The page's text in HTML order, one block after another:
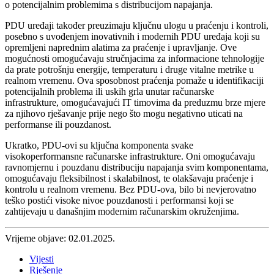
o potencijalnim problemima s distribucijom napajanja.
PDU uređaji također preuzimaju ključnu ulogu u praćenju i kontroli,
posebno s uvođenjem inovativnih i modernih PDU uređaja koji su
opremljeni naprednim alatima za praćenje i upravljanje. Ove
mogućnosti omogućavaju stručnjacima za informacione tehnologije
da prate potrošnju energije, temperaturu i druge vitalne metrike u
realnom vremenu. Ova sposobnost praćenja pomaže u identifikaciji
potencijalnih problema ili uskih grla unutar računarske
infrastrukture, omogućavajući IT timovima da preduzmu brze mjere
za njihovo rješavanje prije nego što mogu negativno uticati na
performanse ili pouzdanost.
Ukratko, PDU-ovi su ključna komponenta svake
visokoperformansne računarske infrastrukture. Oni omogućavaju
ravnomjernu i pouzdanu distribuciju napajanja svim komponentama,
omogućavaju fleksibilnost i skalabilnost, te olakšavaju praćenje i
kontrolu u realnom vremenu. Bez PDU-ova, bilo bi nevjerovatno
teško postići visoke nivoe pouzdanosti i performansi koji se
zahtijevaju u današnjim modernim računarskim okruženjima.
Vrijeme objave: 02.01.2025.
Vijesti
Rješenje